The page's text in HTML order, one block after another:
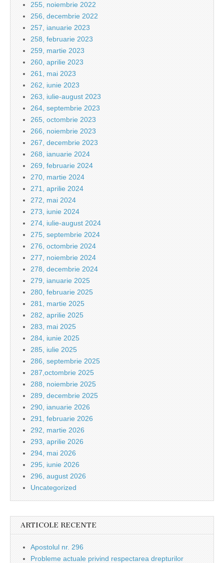
255, noiembrie 2022
256, decembrie 2022
257, ianuarie 2023
258, februarie 2023
259, martie 2023
260, aprilie 2023
261, mai 2023
262, iunie 2023
263, iulie-august 2023
264, septembrie 2023
265, octombrie 2023
266, noiembrie 2023
267, decembrie 2023
268, ianuarie 2024
269, februarie 2024
270, martie 2024
271, aprilie 2024
272, mai 2024
273, iunie 2024
274, iulie-august 2024
275, septembrie 2024
276, octombrie 2024
277, noiembrie 2024
278, decembrie 2024
279, ianuarie 2025
280, februarie 2025
281, martie 2025
282, aprilie 2025
283, mai 2025
284, iunie 2025
285, iulie 2025
286, septembrie 2025
287,octombrie 2025
288, noiembrie 2025
289, decembrie 2025
290, ianuarie 2026
291, februarie 2026
292, martie 2026
293, aprilie 2026
294, mai 2026
295, iunie 2026
296, august 2026
Uncategorized
ARTICOLE RECENTE
Apostolul nr. 296
Probleme actuale privind respectarea drepturilor